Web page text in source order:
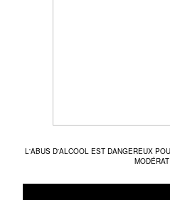
L'ABUS D'ALCOOL EST DANGEREUX